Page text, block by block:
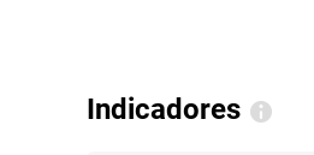
Indicadores